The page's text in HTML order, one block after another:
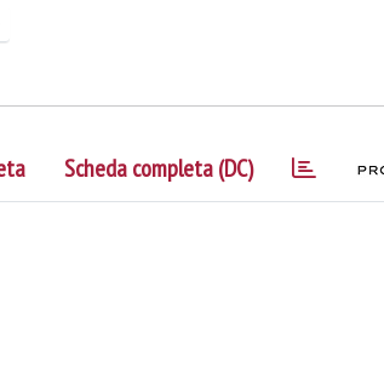
Scheda completa (DC)